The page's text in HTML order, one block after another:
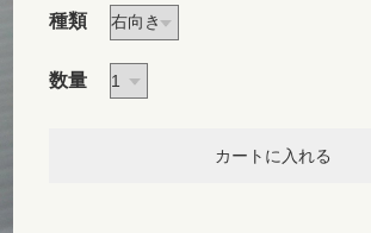
種類
数量